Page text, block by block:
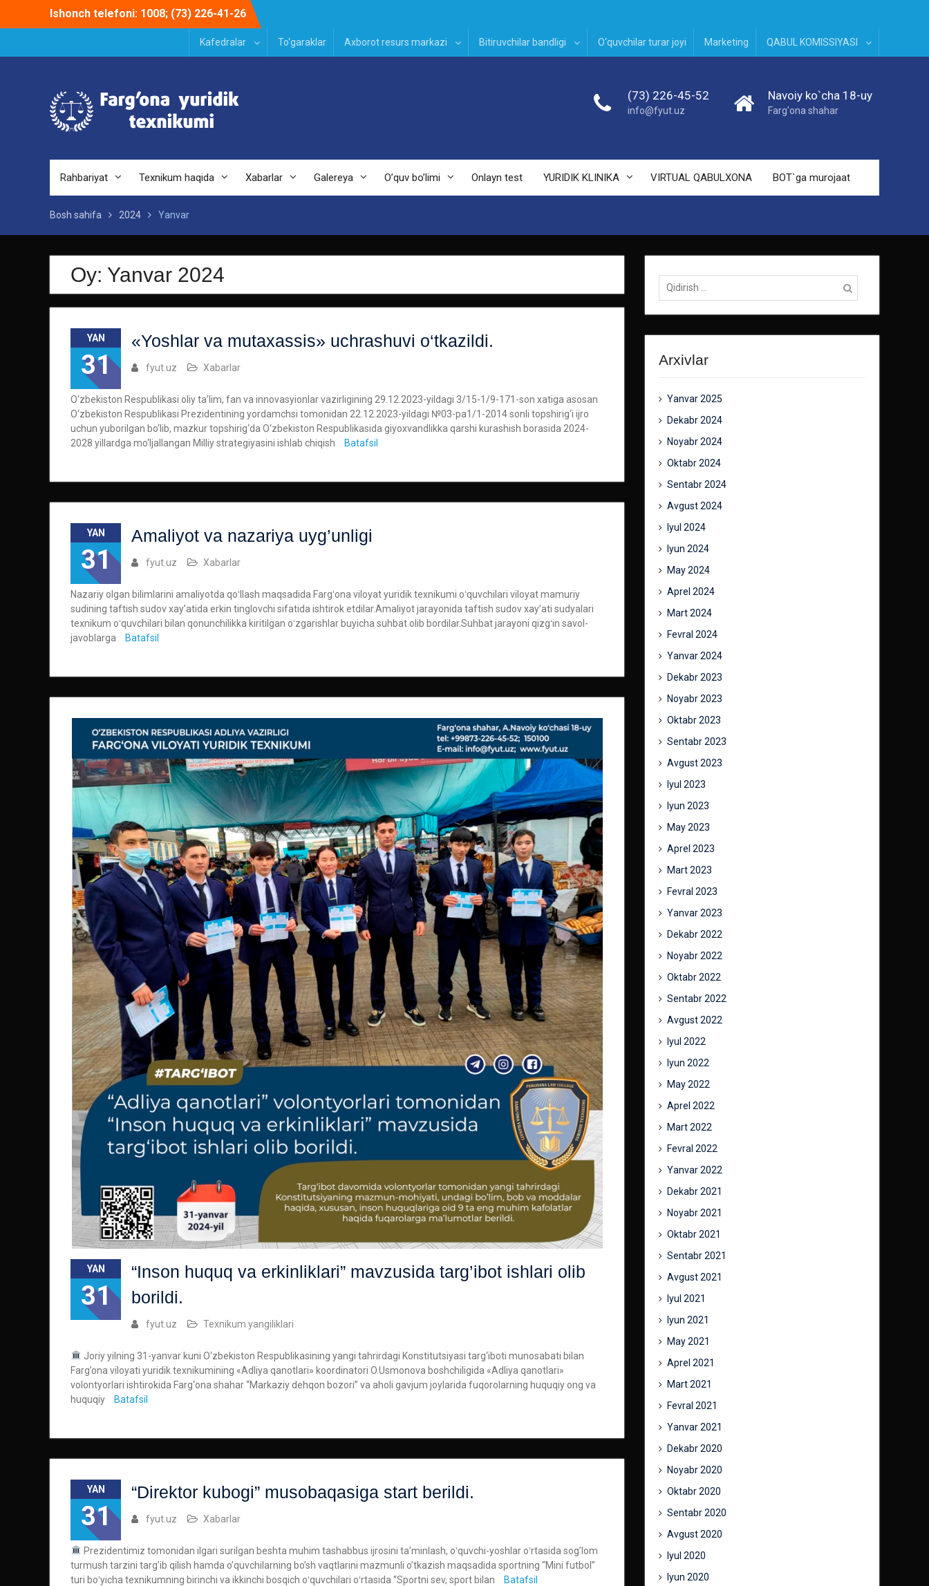
Ishonch telefoni: 1008; (73) 226-41-26
Kafedralar To‘garaklar Axborot resurs markazi Bitiruvchilar bandligi O‘quvchilar turar joyi Marketing QABUL KOMISSIYASI
(73) 226-45-52
info@fyut.uz
Navoiy ko`cha 18-uy
Farg'ona shahar
Rahbariyat Texnikum haqida Xabarlar Galereya O’quv bo’limi Onlayn test YURIDIK KLINIKA VIRTUAL QABULXONA BOT`ga murojaat
Bosh sahifa 2024 Yanvar
Oy: Yanvar 2024
YAN
31
«Yoshlar va mutaxassis» uchrashuvi o‘tkazildi.
fyut.uz Xabarlar
O‘zbekiston Respublikasi oliy ta’lim, fan va innovasyionlar vazirligining 29.12.2023-yildagi 3/15-1/9-171-son xatiga asosan
O‘zbekiston Respublikasi Prezidentining yordamchsi tomonidan 22.12.2023-yildagi №03-pa1/1-2014 sonli topshirig‘i ijro
uchun yuborilgan bo‘lib, mazkur topshirig‘da O‘zbekiston Respublikasida giyoxvandlikka qarshi kurashish borasida 2024-
2028 yillardga mo‘ljallangan Milliy strategiyasini ishlab chiqish
Batafsil
YAN
31
Amaliyot va nazariya uyg’unligi
fyut.uz Xabarlar
Nazariy olgan bilimlarini amaliyotda qoʻllash maqsadida Fargʻona viloyat yuridik texnikumi oʻquvchilari viloyat mamuriy
sudining taftish sudov xayʼatida erkin tinglovchi sifatida ishtirok etdilar.Amaliyot jarayonida taftish sudov xayʼati sudyalari
texnikum oʻquvchilari bilan qonunchilikka kiritilgan oʻzgarishlar buyicha suhbat olib bordilar.Suhbat jarayoni qizgʻin savol-
javoblarga
Batafsil
YAN
31
“Inson huquq va erkinliklari” mavzusida targ’ibot ishlari olib
borildi.
fyut.uz Texnikum yangiliklari
Joriy yilning 31-yanvar kuni O‘zbekiston Respublikasining yangi tahrirdagi Konstitutsiyasi targ‘iboti munosabati bilan
Farg’ona viloyati yuridik texnikumining «Adliya qanotlari» koordinatori O.Usmonova boshchiligida «Adliya qanotlari»
volontyorlari ishtirokida Farg‘ona shahar “Markaziy dehqon bozori” va aholi gavjum joylarida fuqorolarning huquqiy ong va
huquqiy
Batafsil
YAN
31
“Direktor kubogi” musobaqasiga start berildi.
fyut.uz Xabarlar
Prezidentimiz tomonidan ilgari surilgan beshta muhim tashabbus ijrosini ta’minlash, oʻquvchi-yoshlar oʻrtasida sog’lom
turmush tarzini targ’ib qilish hamda o’quvchilarning bo’sh vaqtlarini mazmunli o’tkazish maqsadida sportning “Mini futbol”
turi boʻyicha texnikumning birinchi va ikkinchi bosqich oʻquvchilari oʻrtasida “Sportni sev, sport bilan
Batafsil
Qidirish:
Arxivlar
Yanvar 2025
Dekabr 2024
Noyabr 2024
Oktabr 2024
Sentabr 2024
Avgust 2024
Iyul 2024
Iyun 2024
May 2024
Aprel 2024
Mart 2024
Fevral 2024
Yanvar 2024
Dekabr 2023
Noyabr 2023
Oktabr 2023
Sentabr 2023
Avgust 2023
Iyul 2023
Iyun 2023
May 2023
Aprel 2023
Mart 2023
Fevral 2023
Yanvar 2023
Dekabr 2022
Noyabr 2022
Oktabr 2022
Sentabr 2022
Avgust 2022
Iyul 2022
Iyun 2022
May 2022
Aprel 2022
Mart 2022
Fevral 2022
Yanvar 2022
Dekabr 2021
Noyabr 2021
Oktabr 2021
Sentabr 2021
Avgust 2021
Iyul 2021
Iyun 2021
May 2021
Aprel 2021
Mart 2021
Fevral 2021
Yanvar 2021
Dekabr 2020
Noyabr 2020
Oktabr 2020
Sentabr 2020
Avgust 2020
Iyul 2020
Iyun 2020